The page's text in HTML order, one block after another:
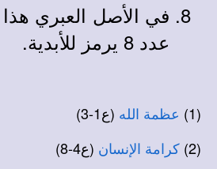
في الأصل العبري هذا
عدد 8 يرمز للأبدية.
(1) عظمة الله (ع1-3)
(2)
كرامة الإنسان (ع4-8)